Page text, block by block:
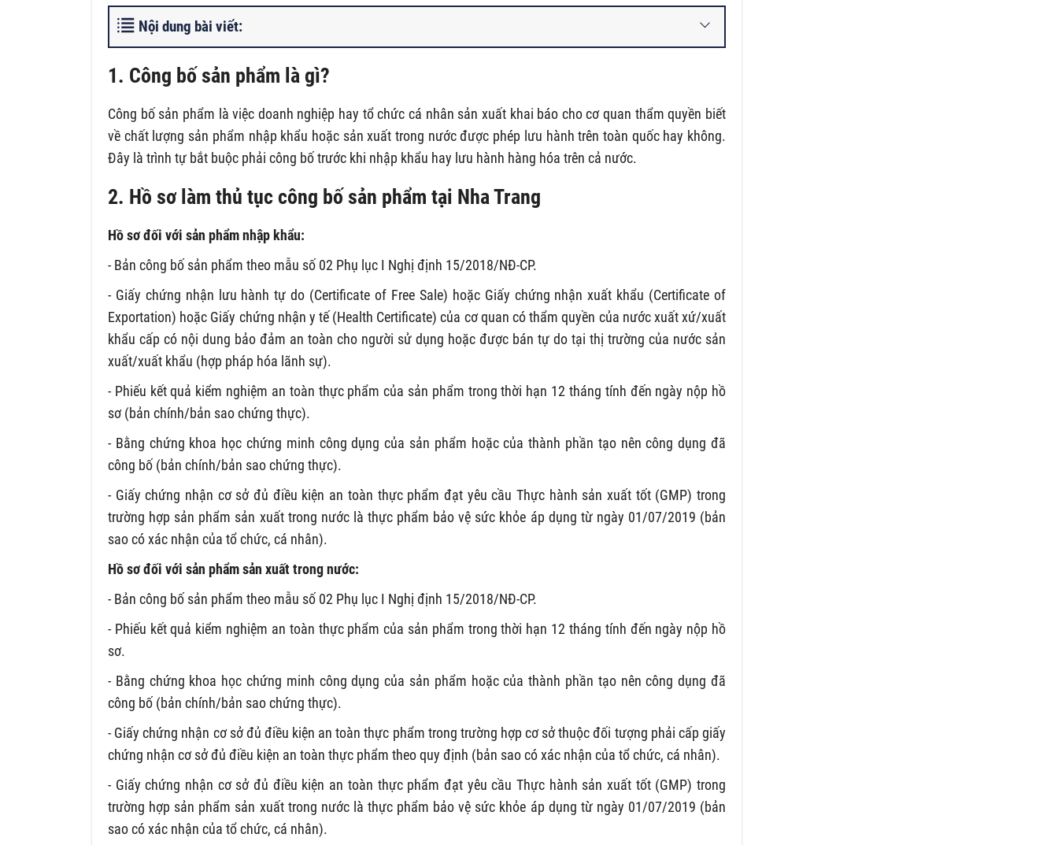
Nội dung bài viết:
1. Công bố sản phẩm là gì?
Công bố sản phẩm là việc doanh nghiệp hay tổ chức cá nhân sản xuất khai báo cho cơ quan thẩm quyền biết
về chất lượng sản phẩm nhập khẩu hoặc sản xuất trong nước được phép lưu hành trên toàn quốc hay không.
Đây là trình tự bắt buộc phải công bố trước khi nhập khẩu hay lưu hành hàng hóa trên cả nước.
2. Hồ sơ làm thủ tục công bố sản phẩm tại Nha Trang
Hồ sơ đối với sản phẩm nhập khẩu:
- Bản công bố sản phẩm theo mẫu số 02 Phụ lục I Nghị định 15/2018/NĐ-CP.
- Giấy chứng nhận lưu hành tự do (Certificate of Free Sale) hoặc Giấy chứng nhận xuất khẩu (Certificate of
Exportation) hoặc Giấy chứng nhận y tế (Health Certificate) của cơ quan có thẩm quyền của nước xuất xứ/xuất
khẩu cấp có nội dung bảo đảm an toàn cho người sử dụng hoặc được bán tự do tại thị trường của nước sản
xuất/xuất khẩu (hợp pháp hóa lãnh sự).
- Phiếu kết quả kiểm nghiệm an toàn thực phẩm của sản phẩm trong thời hạn 12 tháng tính đến ngày nộp hồ
sơ (bản chính/bản sao chứng thực).
- Bằng chứng khoa học chứng minh công dụng của sản phẩm hoặc của thành phần tạo nên công dụng đã
công bố (bản chính/bản sao chứng thực).
- Giấy chứng nhận cơ sở đủ điều kiện an toàn thực phẩm đạt yêu cầu Thực hành sản xuất tốt (GMP) trong
trường hợp sản phẩm sản xuất trong nước là thực phẩm bảo vệ sức khỏe áp dụng từ ngày 01/07/2019 (bản
sao có xác nhận của tổ chức, cá nhân).
Hồ sơ đối với sản phẩm sản xuất trong nước:
- Bản công bố sản phẩm theo mẫu số 02 Phụ lục I Nghị định 15/2018/NĐ-CP.
- Phiếu kết quả kiểm nghiệm an toàn thực phẩm của sản phẩm trong thời hạn 12 tháng tính đến ngày nộp hồ
sơ.
- Bằng chứng khoa học chứng minh công dụng của sản phẩm hoặc của thành phần tạo nên công dụng đã
công bố (bản chính/bản sao chứng thực).
- Giấy chứng nhận cơ sở đủ điều kiện an toàn thực phẩm trong trường hợp cơ sở thuộc đối tượng phải cấp giấy
chứng nhận cơ sở đủ điều kiện an toàn thực phẩm theo quy định (bản sao có xác nhận của tổ chức, cá nhân).
- Giấy chứng nhận cơ sở đủ điều kiện an toàn thực phẩm đạt yêu cầu Thực hành sản xuất tốt (GMP) trong
trường hợp sản phẩm sản xuất trong nước là thực phẩm bảo vệ sức khỏe áp dụng từ ngày 01/07/2019 (bản
sao có xác nhận của tổ chức, cá nhân).